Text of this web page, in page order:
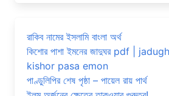
রাকিব নামের ইসলামি বাংলা অর্থ
কিশোর পাশা ইমনের জাদুঘর pdf |
kishor pasa emon
পাণ্ডুলিপির শেষ পৃষ্ঠা – পায়েল রায় পার্থ